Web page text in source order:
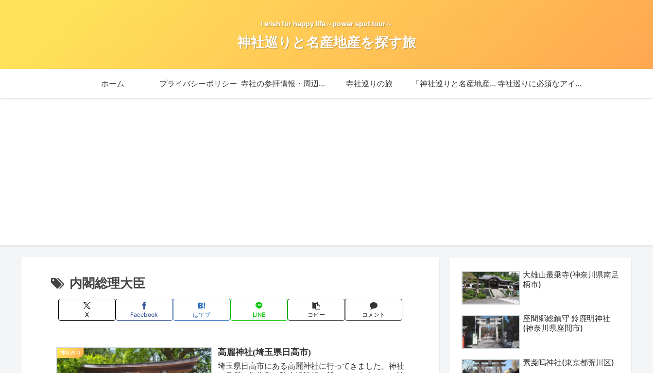
I wish for happy life～power spot tour～
神社巡りと名産地産を探す旅
ホーム プライバシーポリシー 寺社の参拝情報・周辺情報 寺社巡りの旅 「神社巡りと名産地産を探す旅」ブログ始めました！ 寺社巡りに必須なアイテム
内閣総理大臣
X Facebook はてブ LINE コピー コメント
神社巡り 高麗神社(埼玉県日高市)
埼玉県日高市にある高麗神社に行ってきました。神社
大雄山最乗寺(神奈川県南足
柄市)
座間郷総鎮守 鈴鹿明神社
(神奈川県座間市)
素戔嗚神社(東京都荒川区)